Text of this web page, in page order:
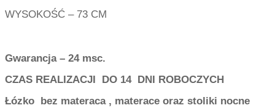
WYSOKOŚĆ – 73 CM
Gwarancja – 24 msc.
CZAS REALIZACJI DO 14 DNI ROBOCZYCH
Łózko bez materaca , materace oraz stoliki nocne